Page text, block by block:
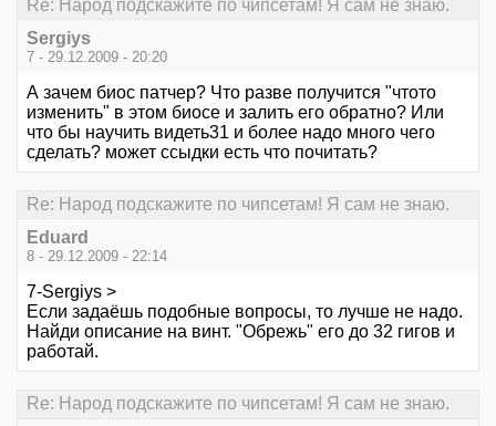
Re: Народ подскажите по чипсетам! Я сам не знаю.
Sergiys
7 - 29.12.2009 - 20:20
А зачем биос патчер? Что разве получится "чтото
изменить" в этом биосе и залить его обратно? Или
что бы научить видеть31 и более надо много чего
сделать? может ссыдки есть что почитать?
Re: Народ подскажите по чипсетам! Я сам не знаю.
Eduard
8 - 29.12.2009 - 22:14
7-Sergiys >
Если задаёшь подобные вопросы, то лучше не надо.
Найди описание на винт. "Обрежь" его до 32 гигов и
работай.
Re: Народ подскажите по чипсетам! Я сам не знаю.